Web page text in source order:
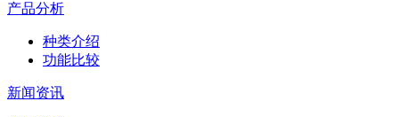
产品分析
种类介绍
功能比较
新闻资讯